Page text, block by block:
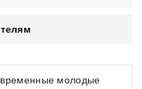
молодые